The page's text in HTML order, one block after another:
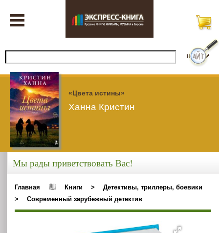
«Цвета истины»
Ханна Кристин
Мы рады приветствовать Вас!
Главная Книги >
Детективы, триллеры, боевики
>
Современный зарубежный детектив